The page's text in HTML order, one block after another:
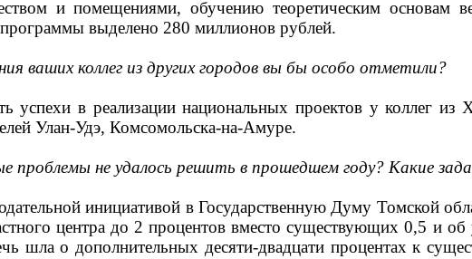
и помещениями, обучению теоретическим основам
выделено 280 миллионов рублей.
ваших коллег из других городов вы бы особо отметили?
успехи в реализации национальных проектов у коллег
Улан-Удэ, Комсомольска-на-Амуре.
проблемы не удалось решить в прошедшем году? Какие
инициативой в Государственную Думу Томской
центра до 2 процентов вместо существующих 0,5 и
шла о дополнительных десяти-двадцати процентах к